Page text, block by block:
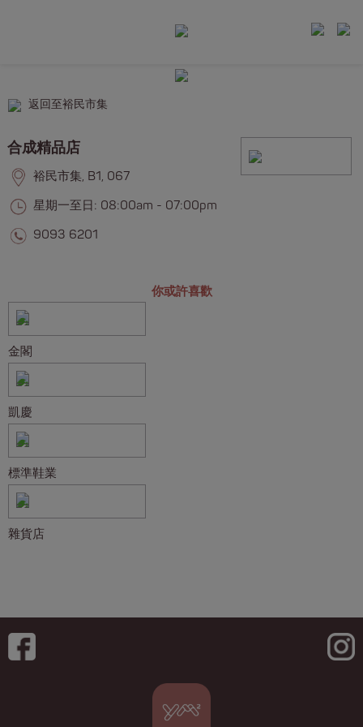
返回至裕民市集
合成精品店
裕民市集, B1, 067
星期一至日: 08:00am - 07:00pm
9093 6201
你或許喜歡
金閣
凱慶
標準鞋業
雜貨店